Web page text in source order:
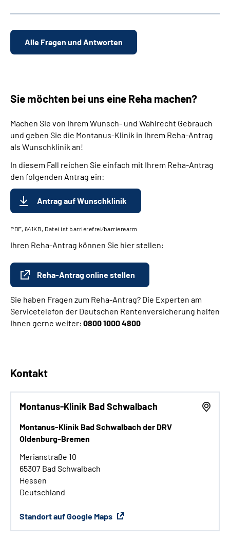
Alle Fragen und Antworten
Sie möchten bei uns eine Reha machen?
Machen Sie von Ihrem Wunsch- und Wahlrecht Gebrauch
und geben Sie die Montanus-Klinik in Ihrem Reha-Antrag
als Wunschklinik an!
In diesem Fall reichen Sie einfach mit Ihrem Reha-Antrag
den folgenden Antrag ein:
Antrag auf Wunschklinik
PDF, 641KB, Datei ist barrierefrei⁄barrierearm
Ihren Reha-Antrag können Sie hier stellen:
Reha-Antrag online stellen
Sie haben Fragen zum Reha-Antrag? Die Experten am
Servicetelefon der Deutschen Rentenversicherung helfen
Ihnen gerne weiter: 0800 1000 4800
Kontakt
Montanus-Klinik Bad Schwalbach
Montanus-Klinik Bad Schwalbach der DRV
Oldenburg-Bremen
Merianstraße 10
65307 Bad Schwalbach
Hessen
Deutschland
Standort auf Google Maps